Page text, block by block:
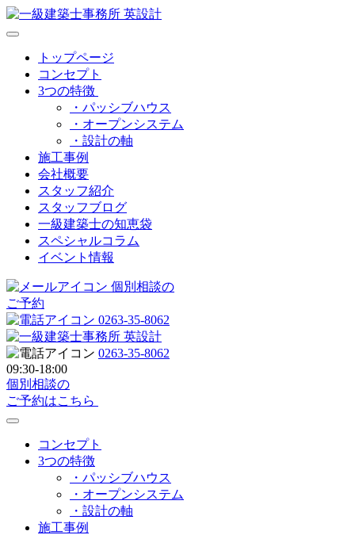
トップページ
コンセプト
3つの特徴
・パッシブハウス
・オープンシステム
・設計の軸
施工事例
会社概要
スタッフ紹介
スタッフブログ
一級建築士の知恵袋
スペシャルコラム
イベント情報
個別相談の
ご予約
0263-35-8062
0263-35-8062
09:30-18:00
個別相談の
ご予約はこちら
コンセプト
3つの特徴
・パッシブハウス
・オープンシステム
・設計の軸
施工事例